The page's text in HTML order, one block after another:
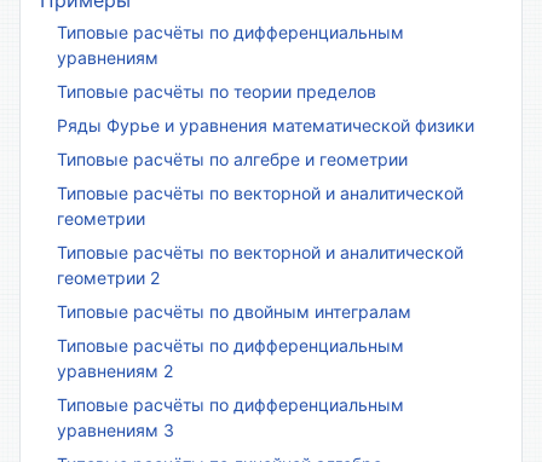
Типовые расчёты по дифференциальным
уравнениям
Типовые расчёты по теории пределов
Ряды Фурье и уравнения математической физики
Типовые расчёты по алгебре и геометрии
Типовые расчёты по векторной и аналитической
геометрии
Типовые расчёты по векторной и аналитической
геометрии 2
Типовые расчёты по двойным интегралам
Типовые расчёты по дифференциальным
уравнениям 2
Типовые расчёты по дифференциальным
уравнениям 3